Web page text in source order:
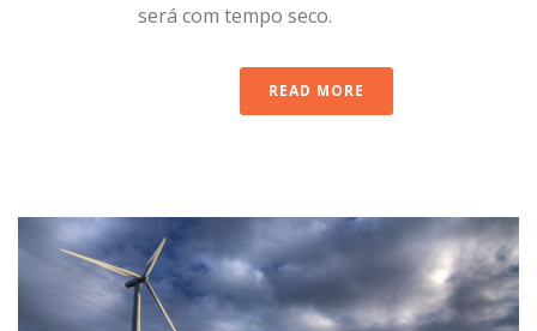
será com tempo seco.
READ MORE